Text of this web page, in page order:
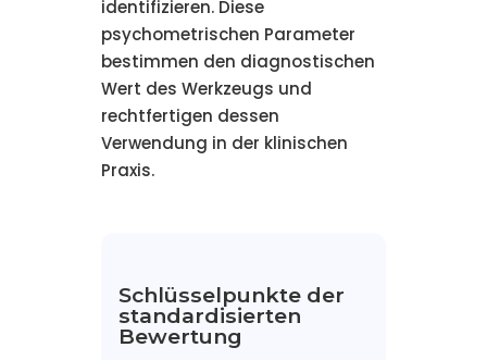
identifizieren. Diese
psychometrischen Parameter
bestimmen den diagnostischen
Wert des Werkzeugs und
rechtfertigen dessen
Verwendung in der klinischen
Praxis.
Schlüsselpunkte der
standardisierten
Bewertung